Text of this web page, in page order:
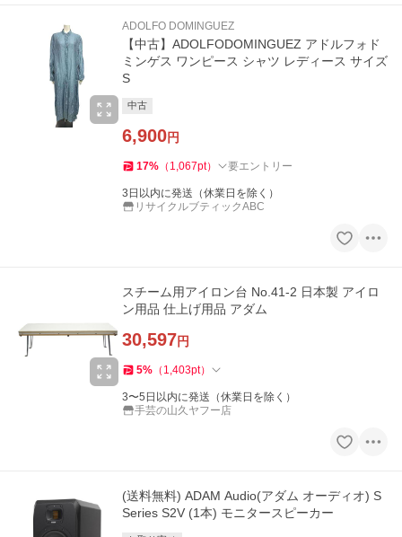
ADOLFO DOMINGUEZ
【中古】ADOLFODOMINGUEZ アドルフォド
ミンゲス ワンピース シャツ レディース サイズ
S
中古
6,900円
17% （ 1,067pt） 要エントリー
3日以内に発送（休業日を除く）
リサイクルブティックABC
スチーム用アイロン台 No.41-2 日本製 アイロ
ン用品 仕上げ用品 アダム
30,597円
5% （ 1,403pt）
3〜5日以内に発送（休業日を除く）
手芸の山久ヤフー店
(送料無料) ADAM Audio(アダム オーディオ) S
Series S2V (1本) モニタースピーカー